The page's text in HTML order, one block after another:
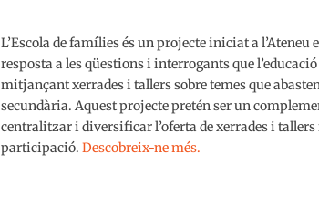
L’Escola de famílies és un projecte iniciat a l’Ateneu
resposta a les qüestions i interrogants que
mitjançant xerrades i tallers sobre temes que abasten
secundària. Aquest projecte pretén ser un
centralitzar i diversificar l’oferta de xerrades i
participació.Descobreix-ne més.